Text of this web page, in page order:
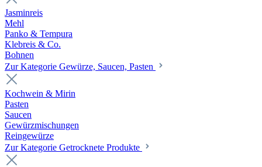
Jasminreis
Mehl
Panko & Tempura
Klebreis & Co.
Bohnen
Zur Kategorie Gewürze, Saucen, Pasten
Kochwein & Mirin
Pasten
Saucen
Gewürzmischungen
Reingewürze
Zur Kategorie Getrocknete Produkte